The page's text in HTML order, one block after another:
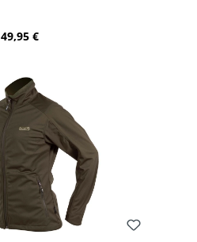
Regulärer Preis:
49,95 €